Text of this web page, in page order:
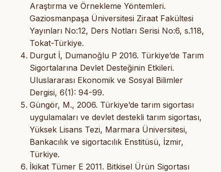
Araştırma ve Örnekleme Yöntemleri.
Gaziosmanpaşa Üniversitesi Ziraat Fakültesi
Yayınları No:12, Ders Notları Serisi No:6, s.118,
Tokat-Türkiye.
Durgut İ, Dumanoğlu P 2016. Türkiye’de Tarım
Sigortalarına Devlet Desteğinin Etkileri.
Uluslararası Ekonomik ve Sosyal Bilimler
Dergisi, 6(1): 94-99.
Güngör, M., 2006. Türkiye’de tarım sigortası
uygulamaları ve devlet destekli tarım sigortası,
Yüksek Lisans Tezi, Marmara Üniversitesi,
Bankacılık ve sigortacılık Enstitüsü, İzmir,
Türkiye.
İkikat Tümer E 2011. Bitkisel Ürün Sigortası